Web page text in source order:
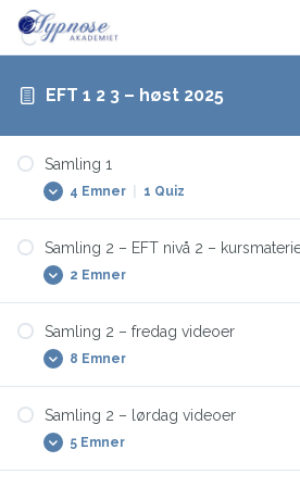
EFT 1 2 3 – høst 2025
Samling 1
4 Emner 1 Quiz
EFT nivå 1
Praksis, samling 1
Læringssjekk EFT nivå 1 (123)
Samling 2 – EFT nivå 2 –
2 Emner
EFT nivå 2 kursmateriell
Samling 2 – fredag videoer
8 Emner
Innledning – Tilbakemeldingssystemet
Samling 2 – lørdag videoer
5 Emner